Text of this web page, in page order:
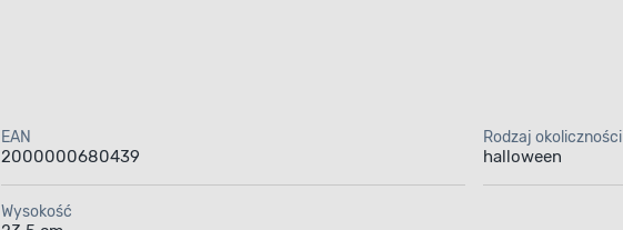
EAN
2000000680439
Rodzaj okoliczności
halloween
Wysokość